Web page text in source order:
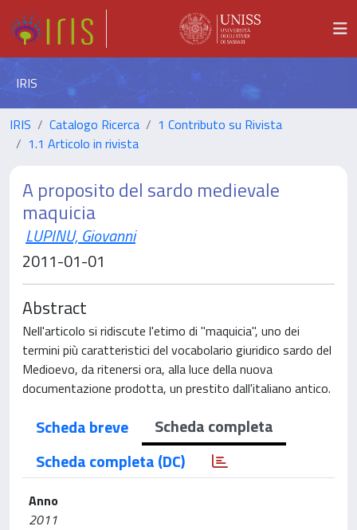
IRIS
IRIS Catalogo Ricerca
1 Contributo su Rivista
1.1 Articolo in rivista
A proposito del sardo medievale
maquicia
LUPINU, Giovanni
2011-01-01
Abstract
Nell'articolo si ridiscute l'etimo di "maquicia", uno dei
termini più caratteristici del vocabolario giuridico sardo del
Medioevo, da ritenersi ora, alla luce della nuova
documentazione prodotta, un prestito dall'italiano antico.
Scheda breve
Scheda completa
Scheda completa (DC)
Anno
2011